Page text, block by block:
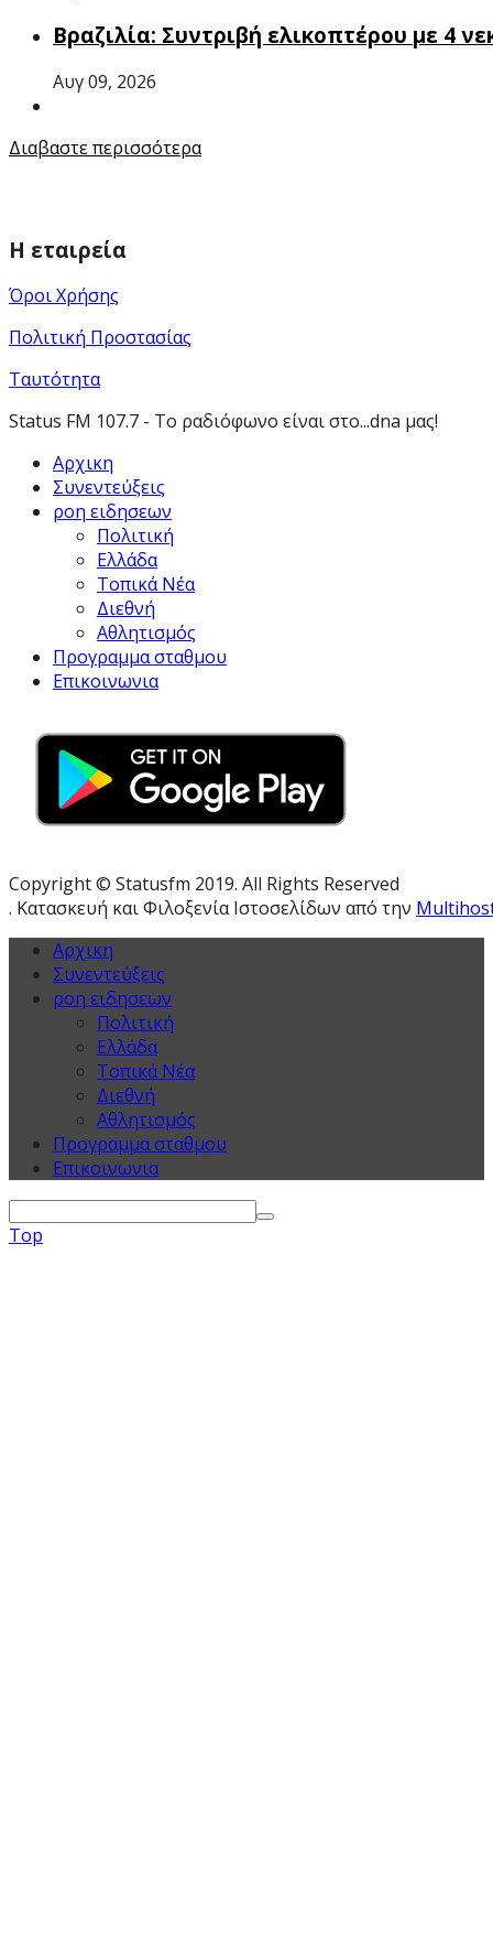
Βραζιλία: Συντριβή ελικοπτέρου με 4
Αυγ 09, 2026
Διαβαστε περισσότερα
Η εταιρεία
Όροι Χρήσης
Πολιτική Προστασίας
Ταυτότητα
Status FM 107.7 - Το ραδιόφωνο είναι στο...dna μας!
Αρχικη
Συνεντεύξεις
ροη ειδησεων
Πολιτική
Ελλάδα
Τοπικά Νέα
Διεθνή
Αθλητισμός
Προγραμμα σταθμου
Επικοινωνια
Copyright © Statusfm 2019. All Rights Reserved
. Κατασκευή και Φιλοξενία Ιστοσελίδων από την
Αρχικη
Συνεντεύξεις
ροη ειδησεων
Πολιτική
Ελλάδα
Τοπικά Νέα
Διεθνή
Αθλητισμός
Προγραμμα σταθμου
Επικοινωνια
Top